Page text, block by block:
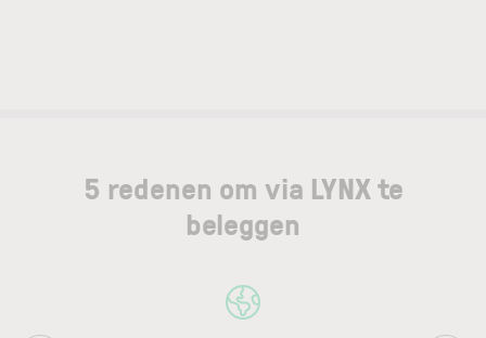
5 redenen om via LYNX te
beleggen